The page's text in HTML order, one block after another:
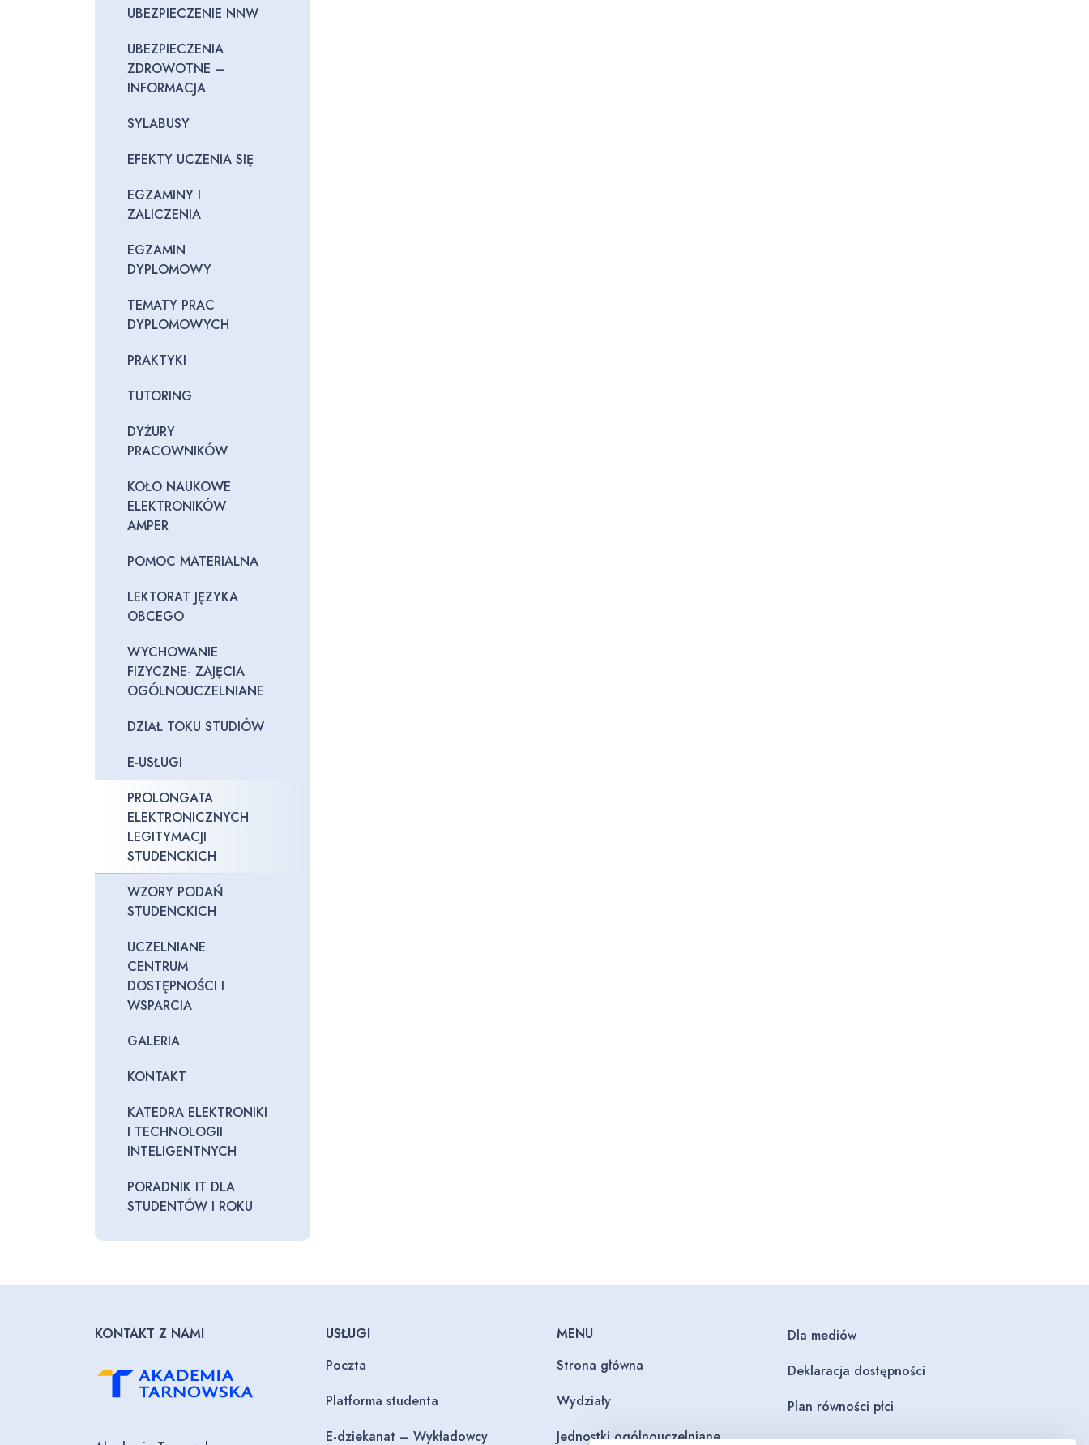
UBEZPIECZENIE NNW
UBEZPIECZENIA
ZDROWOTNE –
INFORMACJA
SYLABUSY
EFEKTY UCZENIA SIĘ
EGZAMINY I
ZALICZENIA
EGZAMIN
DYPLOMOWY
TEMATY PRAC
DYPLOMOWYCH
PRAKTYKI
TUTORING
DYŻURY
PRACOWNIKÓW
KOŁO NAUKOWE
ELEKTRONIKÓW
AMPER
POMOC MATERIALNA
LEKTORAT JĘZYKA
OBCEGO
WYCHOWANIE
FIZYCZNE- ZAJĘCIA
OGÓLNOUCZELNIANE
DZIAŁ TOKU STUDIÓW
E-USŁUGI
PROLONGATA
ELEKTRONICZNYCH
LEGITYMACJI
STUDENCKICH
WZORY PODAŃ
STUDENCKICH
UCZELNIANE
CENTRUM
DOSTĘPNOŚCI I
WSPARCIA
GALERIA
KONTAKT
KATEDRA ELEKTRONIKI
I TECHNOLOGII
INTELIGENTNYCH
PORADNIK IT DLA
STUDENTÓW I ROKU
KONTAKT Z NAMI
USŁUGI
Poczta
Platforma studenta
E-dziekanat – Wykładowcy
MENU
Strona główna
Wydziały
Jednostki ogólnouczelniane
Dla mediów
Deklaracja dostępności
Plan równości płci